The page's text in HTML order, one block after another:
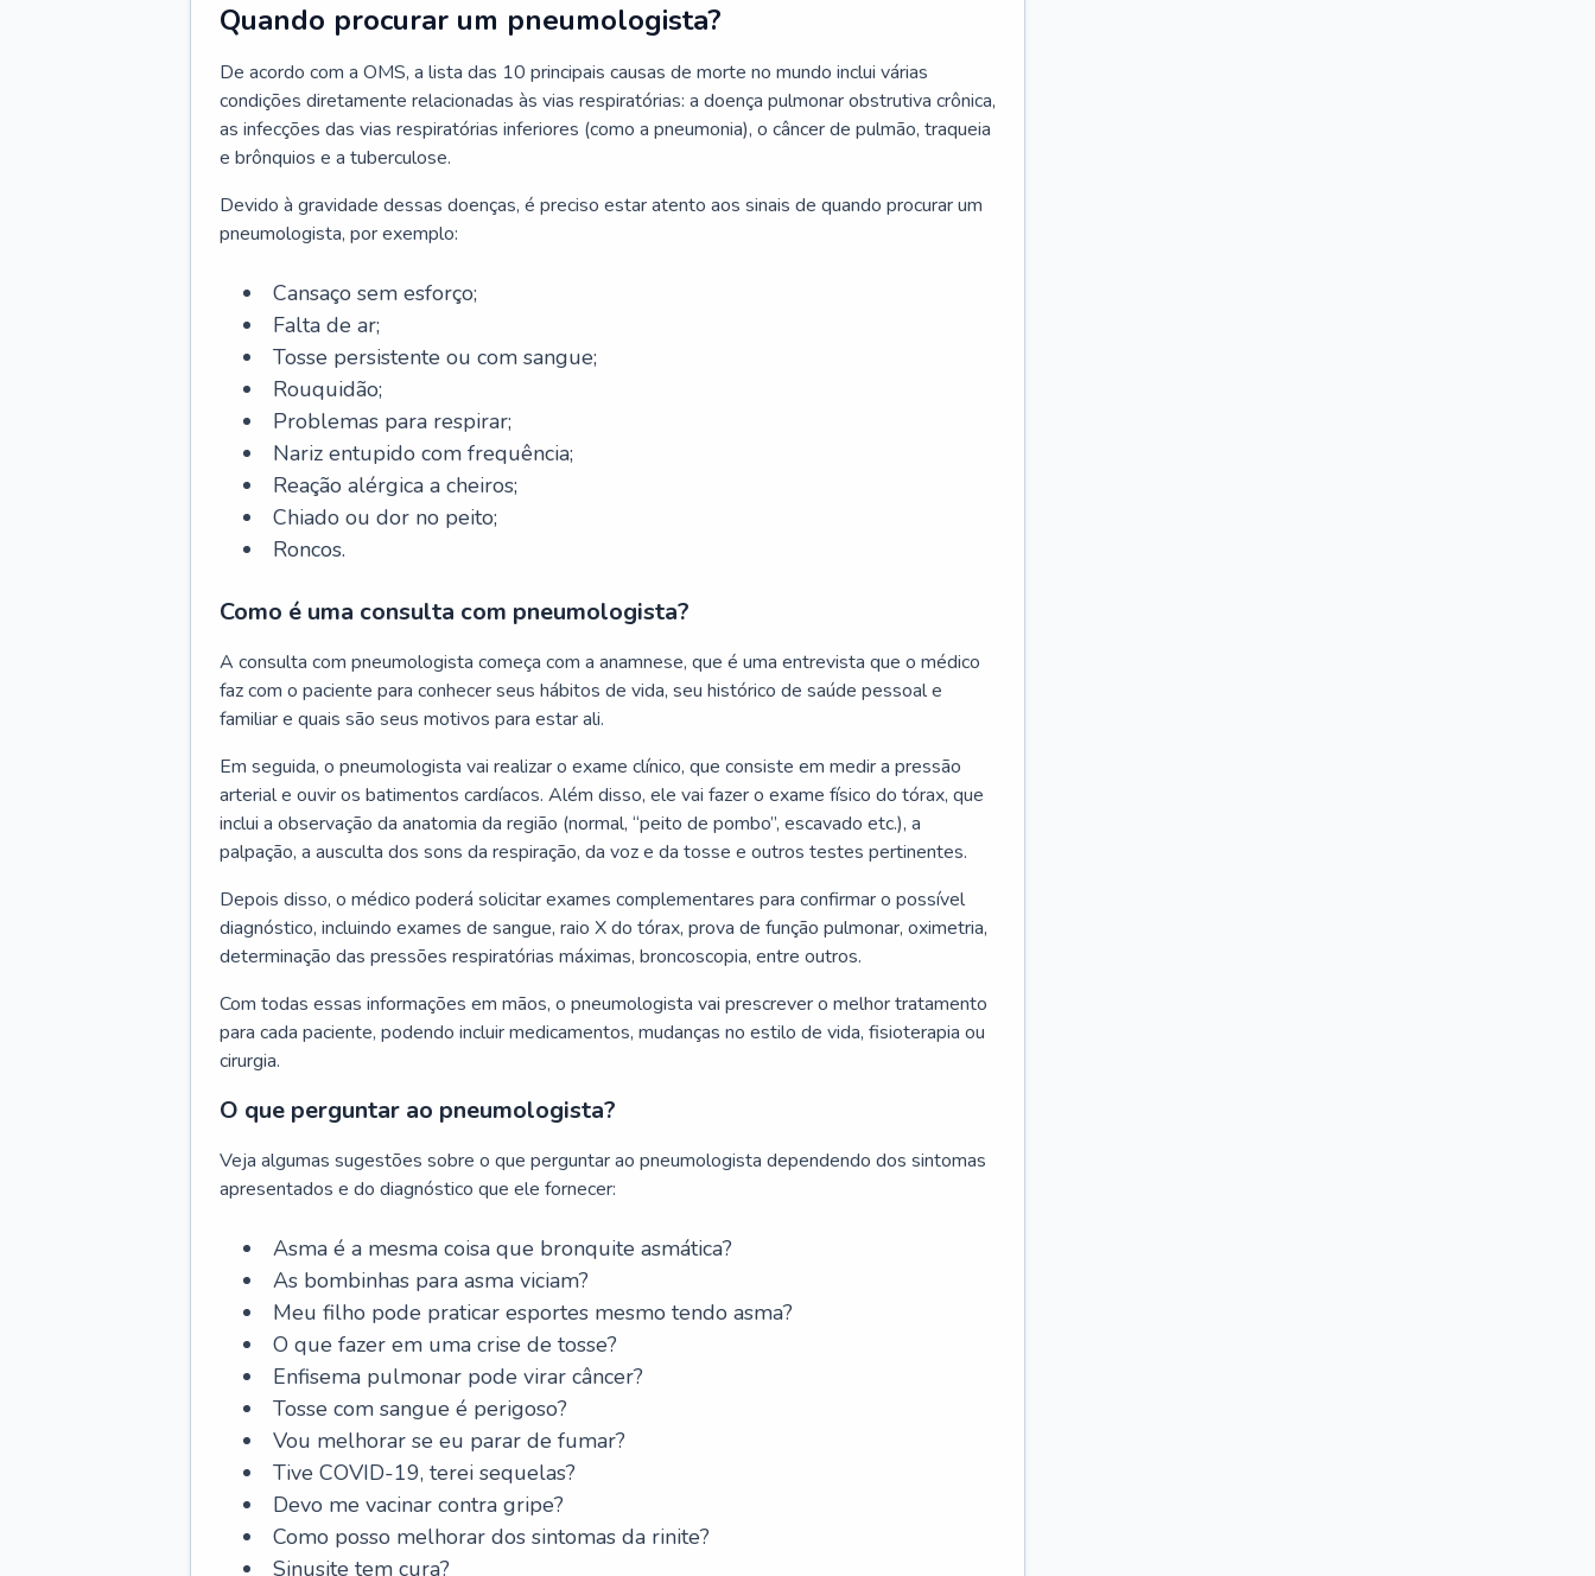
Quando procurar um pneumologista?
De acordo com a OMS, a lista das 10 principais causas de morte no mundo inclui várias
condições diretamente relacionadas às vias respiratórias: a doença pulmonar obstrutiva crônica,
as infecções das vias respiratórias inferiores (como a pneumonia), o câncer de pulmão, traqueia
e brônquios e a tuberculose.
Devido à gravidade dessas doenças, é preciso estar atento aos sinais de quando procurar um
pneumologista, por exemplo:
Cansaço sem esforço;
Falta de ar;
Tosse persistente ou com sangue;
Rouquidão;
Problemas para respirar;
Nariz entupido com frequência;
Reação alérgica a cheiros;
Chiado ou dor no peito;
Roncos.
Como é uma consulta com pneumologista?
A consulta com pneumologista começa com a anamnese, que é uma entrevista que o médico
faz com o paciente para conhecer seus hábitos de vida, seu histórico de saúde pessoal e
familiar e quais são seus motivos para estar ali.
Em seguida, o pneumologista vai realizar o exame clínico, que consiste em medir a pressão
arterial e ouvir os batimentos cardíacos. Além disso, ele vai fazer o exame físico do tórax, que
inclui a observação da anatomia da região (normal, “peito de pombo”, escavado etc.), a
palpação, a ausculta dos sons da respiração, da voz e da tosse e outros testes pertinentes.
Depois disso, o médico poderá solicitar exames complementares para confirmar o possível
diagnóstico, incluindo exames de sangue, raio X do tórax, prova de função pulmonar, oximetria,
determinação das pressões respiratórias máximas, broncoscopia, entre outros.
Com todas essas informações em mãos, o pneumologista vai prescrever o melhor tratamento
para cada paciente, podendo incluir medicamentos, mudanças no estilo de vida, fisioterapia ou
cirurgia.
O que perguntar ao pneumologista?
Veja algumas sugestões sobre o que perguntar ao pneumologista dependendo dos sintomas
apresentados e do diagnóstico que ele fornecer:
Asma é a mesma coisa que bronquite asmática?
As bombinhas para asma viciam?
Meu filho pode praticar esportes mesmo tendo asma?
O que fazer em uma crise de tosse?
Enfisema pulmonar pode virar câncer?
Tosse com sangue é perigoso?
Vou melhorar se eu parar de fumar?
Tive COVID-19, terei sequelas?
Devo me vacinar contra gripe?
Como posso melhorar dos sintomas da rinite?
Sinusite tem cura?